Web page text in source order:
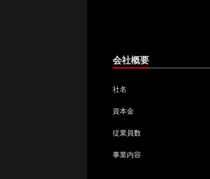
会社概要
社名
資本金
従業員数
事業内容